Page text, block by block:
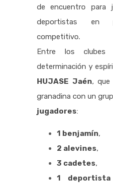
de encuentro para
deportistas en
competitivo.
Entre los clubes
determinación y
HUJASE Jaén, que
granadina con un
jugadores:
1 benjamín,
2 alevines,
3 cadetes,
1 deportista